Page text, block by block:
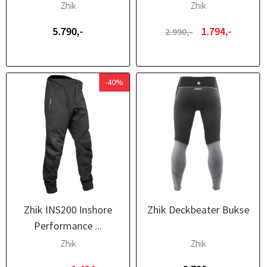
Zhik
5.790,-
Zhik
2.990,- 1.794,-
-40%
Zhik INS200 Inshore
Performance ...
Zhik
Zhik Deckbeater Bukse
Zhik